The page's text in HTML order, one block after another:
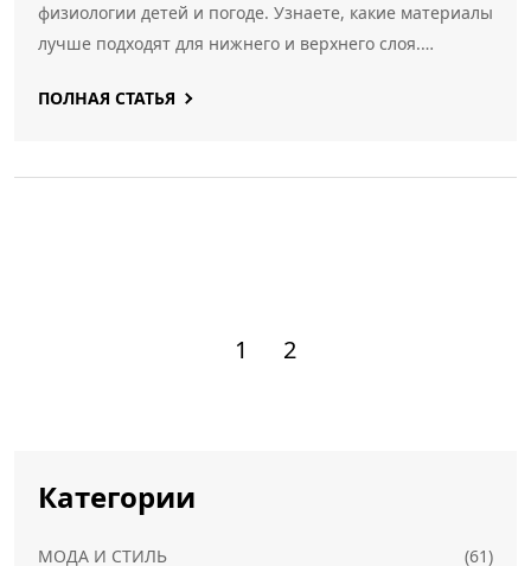
физиологии детей и погоде. Узнаете, какие материалы
лучше подходят для нижнего и верхнего слоя.
допускают родители чаще всего.
ПОЛНАЯ СТАТЬЯ
1 2
Категории
МОДА И СТИЛЬ
(61)